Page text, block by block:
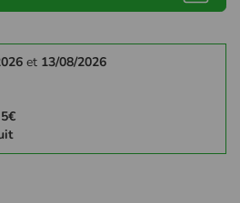
et 13/08/2026
5€